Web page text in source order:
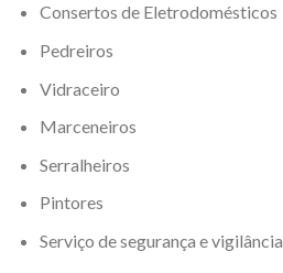
Consertos de Eletrodomésticos
Pedreiros
Vidraceiro
Marceneiros
Serralheiros
Pintores
Serviço de segurança e vigilância